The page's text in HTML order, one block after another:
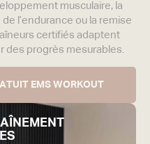
musculaire, la
l’endurance ou la remise
certifiés adaptent
des progrès mesurables.
EMS WORKOUT